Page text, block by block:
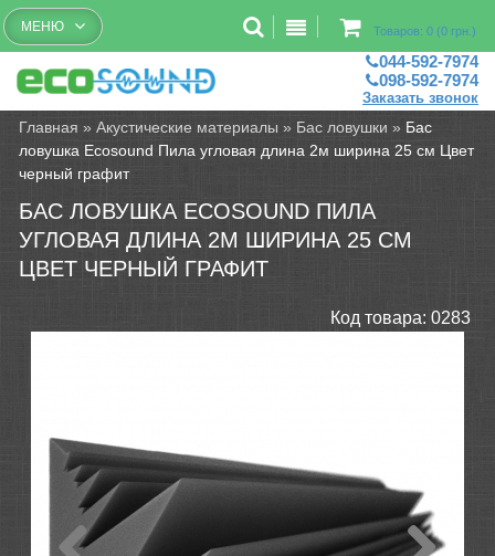
Бесплатный рассчет помещений
Товаров: 0 (0 грн.)
МЕНЮ
044-592-7974
098-592-7974
Заказать звонок
Главная »Акустические материалы » Бас ловушки » Бас
ловушка Ecosound Пила угловая длина 2м ширина 25 см Цвет
черный графит
БАС ЛОВУШКА ECOSOUND ПИЛА
УГЛОВАЯ ДЛИНА 2М ШИРИНА 25 СМ
ЦВЕТ ЧЕРНЫЙ ГРАФИТ
Код товара: 0283